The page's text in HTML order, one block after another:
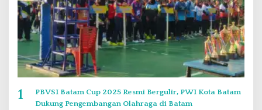
1
PBVSI Batam Cup 2025 Resmi Bergulir, PWI Kota Batam
Dukung Pengembangan Olahraga di Batam